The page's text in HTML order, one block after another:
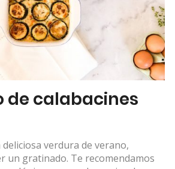
de calabacines
deliciosa verdura de verano,
un gratinado. Te recomendamos